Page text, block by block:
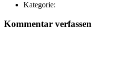
Kategorie:
Kommentar verfassen